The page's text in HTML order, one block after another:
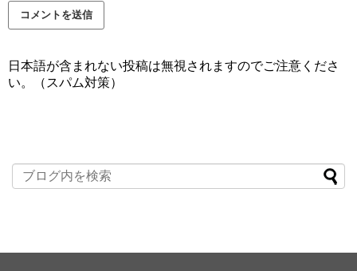
日本語が含まれない投稿は無視されますのでご注意くださ
い。（スパム対策）